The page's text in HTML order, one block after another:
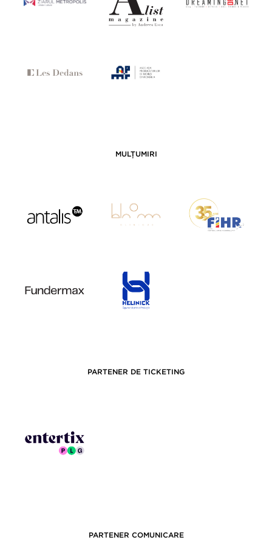
MULȚUMIRI
PARTENER DE TICKETING
PARTENER COMUNICARE